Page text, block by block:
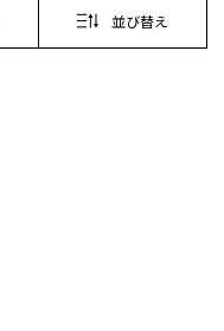
並び替え